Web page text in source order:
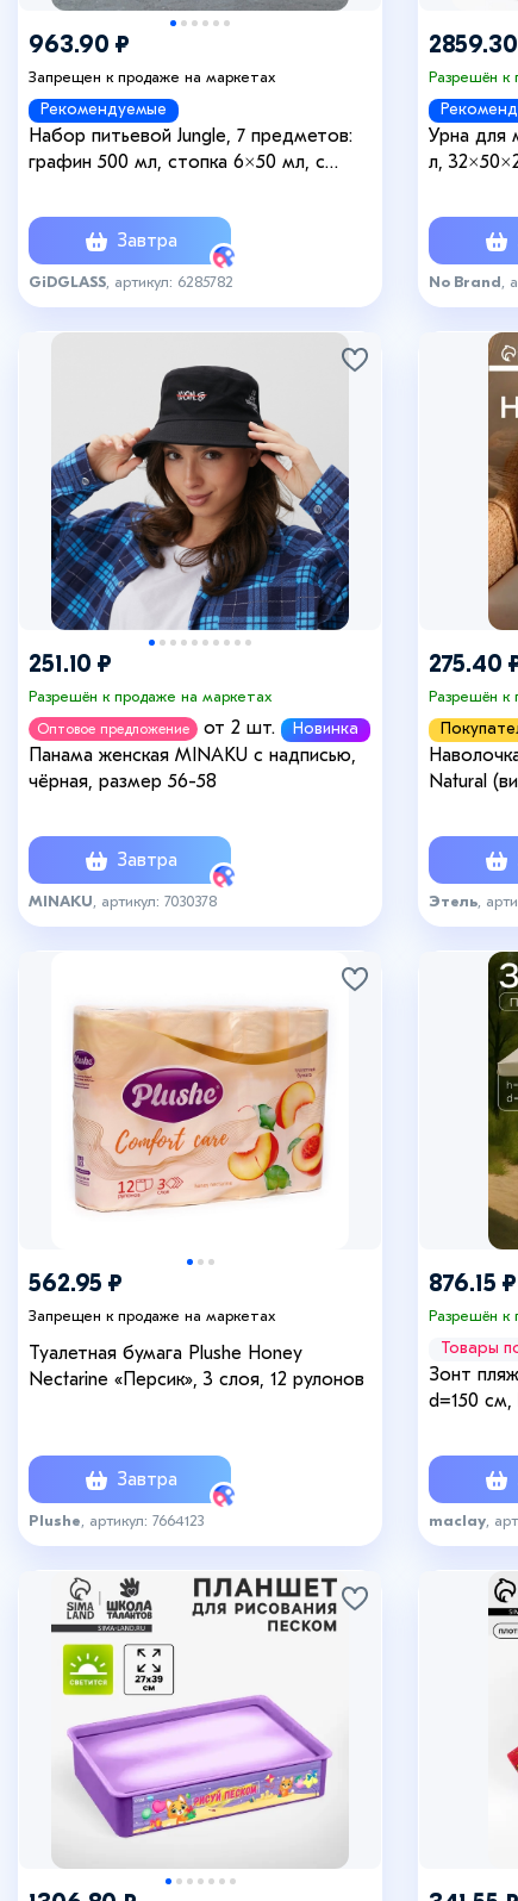
963.90 ₽
Запрещен к продаже на маркетах
Рекомендуемые
Набор питьевой Jungle, 7 предметов:
графин 500 мл, стопка 6×50 мл, с
напыления серебряный
Завтра
GiDGLASS , артикул: 6285782
Разрешён к
Урна для
л,
No Brand ,
251.10 ₽
Разрешён к продаже на маркетах
Оптовое предложение от 2 шт. Новинка
Панама женская MINAKU с надписью,
чёрная, размер 56-58
Завтра
MINAKU , артикул: 7030378
275.40
Разрешён к
Natural
Этель ,
562.95 ₽
Запрещен к продаже на маркетах
Туалетная бумага Plushe Honey
Nectarine «Персик», 3 слоя, 12 рулонов
Завтра
Plushe , артикул: 7664123
+2
876.15 ₽
Разрешён к
Товары
Зонт
d=150 см,
maclay ,